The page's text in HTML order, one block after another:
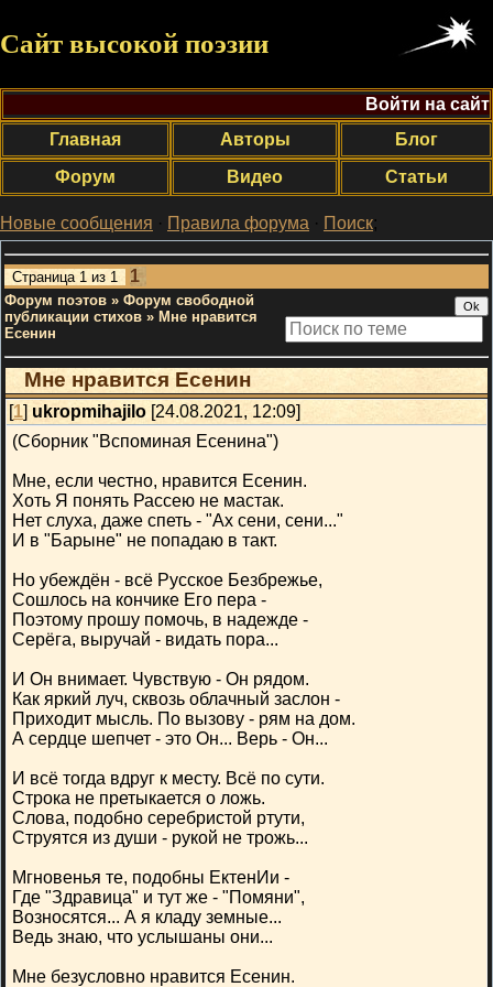
Сайт высокой поэзии
Войти на сайт
Главная
Авторы
Блог
Форум
Видео Статьи
Новые сообщения · Правила форума · Поиск;
Страница 1 из 1 1
Форум поэтов » Форум свободной
публикации стихов » Мне нравится
Есенин
Мне нравится Есенин
[1] ukropmihajilo [24.08.2021, 12:09]
­­­­­­(Сборник "Вспоминая Есенина")
Мне, если честно, нравится Есенин.
Хоть Я понять Рассею не мастак.
Нет слуха, даже спеть - "Ах сени, сени..."
И в "Барыне" не попадаю в такт.
Но убеждён - всё Русское Безбрежье,
Сошлось на кончике Его пера -
Поэтому прошу помочь, в надежде -
Серёга, выручай - видать пора...
И Он внимает. Чувствую - Он рядом.
Как яркий луч, сквозь облачный заслон -
Приходит мысль. По вызову - рям на дом.
А сердце шепчет - это Он... Верь - Он...
И всё тогда вдруг к месту. Всё по сути.
Строка не претыкается о ложь.
Слова, подобно серебристой ртути,
Струятся из души - рукой не трожь...
Мгновенья те, подобны ЕктенИи -
Где "Здравица" и тут же - "Помяни",
Возносятся... А я кладу земные...
Ведь знаю, что услышаны они...
Мне безусловно нравится Есенин.